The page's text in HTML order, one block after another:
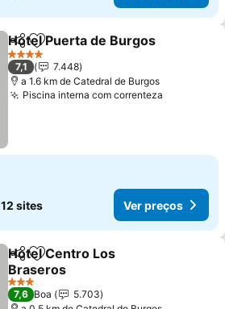
PartilharAdicionar aos favoritos
Hotel Puerta de Burgos
4 Estrelas
7,1
7.448
a 1.6 km de Catedral de Burgos
Piscina interna com correnteza
12 sites Ver preços
PartilharAdicionar aos favoritos
Hotel Centro Los
Braseros
Ver preços
3 Estrelas
7,6 Boa
5.703